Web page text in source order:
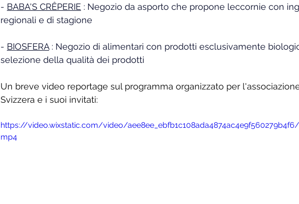
- BABA'S CRÊPERIE : Negozio da asporto che propone leccornie con
regionali e di stagione
- BIOSFERA : Negozio di alimentari con prodotti esclusivamente
selezione della qualità dei prodotti
Un breve video reportage sul programma organizzato per
Svizzera e i suoi invitati:
https://video.wixstatic.com/video/
mp4